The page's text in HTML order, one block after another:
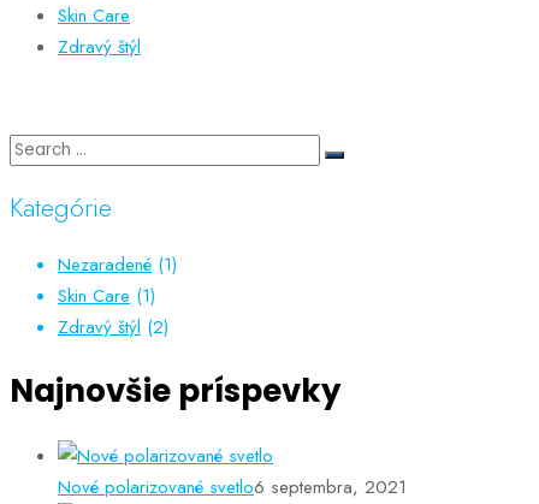
Skin Care
Zdravý štýl
Kategórie
Nezaradené (1)
Skin Care (1)
Zdravý štýl (2)
Najnovšie príspevky
Nové polarizované svetlo6 septembra, 2021